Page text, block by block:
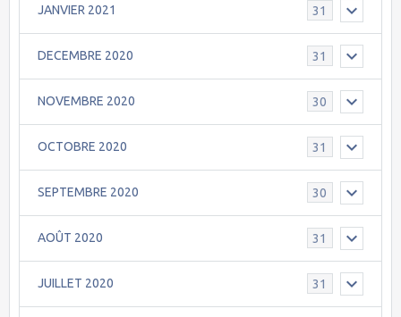
JANVIER 2021 31
DECEMBRE 2020 31
NOVEMBRE 2020 30
OCTOBRE 2020 31
SEPTEMBRE 2020 30
AOÛT 2020 31
JUILLET 2020 31